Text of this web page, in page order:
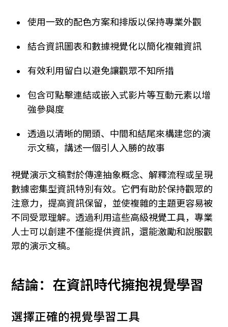
使用一致的配色方案和排版以保持專業外觀
結合資訊圖表和數據視覺化以簡化複雜資訊
有效利用留白以避免讓觀眾不知所措
包含可點擊連結或嵌入式影片等互動元素以增
強參與度
透過以清晰的開頭、中間和結尾來構建您的演
示文稿，講述一個引人入勝的故事
視覺演示文稿對於傳達抽象概念、解釋流程或呈現
數據密集型資訊特別有效。它們有助於保持觀眾的
注意力，提高資訊保留，並使複雜的主題更容易被
不同受眾理解。透過利用這些高級視覺工具，專業
人士可以創建不僅能提供資訊，還能激勵和說服觀
眾的演示文稿。
結論：在資訊時代擁抱視覺學習
選擇正確的視覺學習工具